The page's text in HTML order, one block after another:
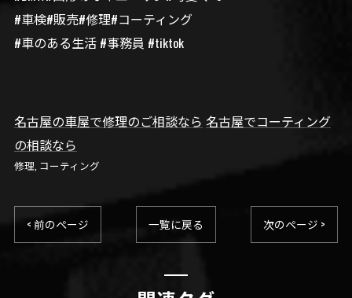
#車検#販売#修理#コーティング
#車のある生活 #事務員 #tiktok
名古屋の車屋で修理のご相談なら 名古屋でコーティング
の相談なら
修理 コーティング
< 前のページ 一覧に戻る 次のページ >